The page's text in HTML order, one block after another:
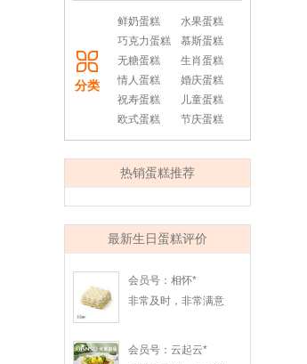
分类
鲜奶蛋糕
水果蛋糕
巧克力蛋糕
慕斯蛋糕
无糖蛋糕
生肖蛋糕
情人蛋糕
婚庆蛋糕
祝寿蛋糕
儿童蛋糕
欧式蛋糕
节庆蛋糕
热销蛋糕推荐
最新生日蛋糕评价
会员号：相怀*
非常及时，非常满意
会员号：云起云*